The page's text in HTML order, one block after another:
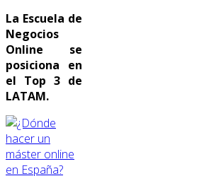
La Escuela de
Negocios
Online se
posiciona en
el Top 3 de
LATAM.